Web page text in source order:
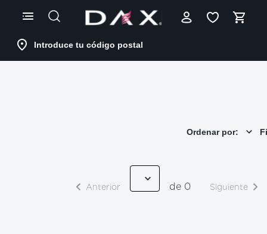
Introduce tu código postal
Ordenar por:
Anterior de 0 Siguiente